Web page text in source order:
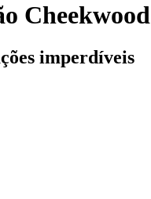
Cheekwood
imperdíveis